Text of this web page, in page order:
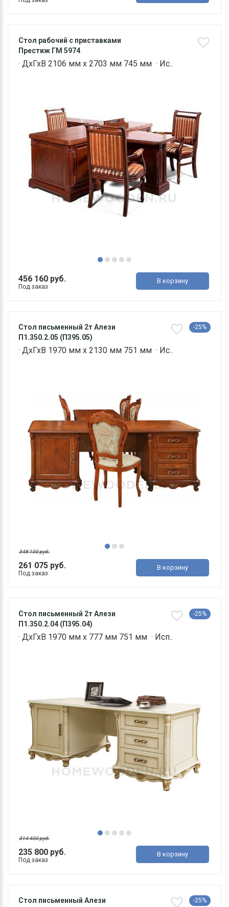
Стол рабочий с приставками
Престиж ГМ 5974
· ДхГхВ 2106 мм х 2703 мм 745 мм · Ис..
456 160 руб.
Под заказ
В корзину
Стол письменный 2т Алези
П1.350.2.05 (П395.05)
-25%
· ДхГхВ 1970 мм х 2130 мм 751 мм · Ис..
261 075 руб.
348 100 руб.
Под заказ
В корзину
Стол письменный 2т Алези
П1.350.2.04 (П395.04)
-25%
· ДхГхВ 1970 мм х 777 мм 751 мм · Исп..
235 800 руб.
314 400 руб.
Под заказ
В корзину
Стол письменный Алези
-25%